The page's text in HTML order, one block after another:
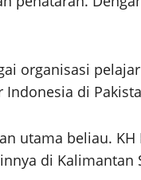
organisasi
Indonesia di
utama beliau.
di Kalimantan